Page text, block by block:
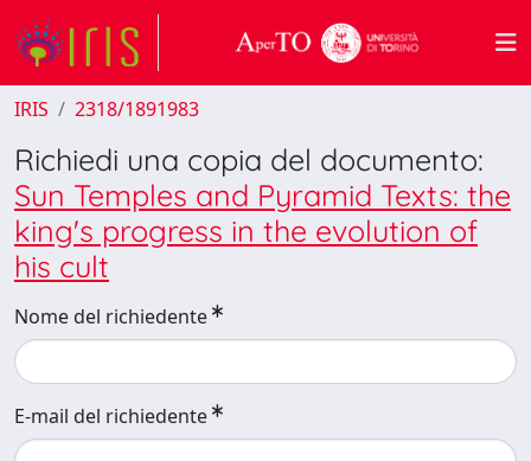
IRIS 2318/1891983
Richiedi una copia del documento:
Sun Temples and Pyramid Texts: the
king's progress in the evolution of
his cult
Nome del richiedente
E-mail del richiedente